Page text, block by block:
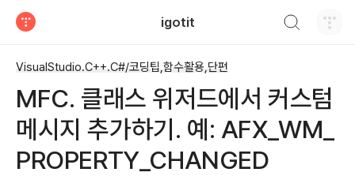
igotit
VisualStudio.C++.C#/코딩팁,함수활용,단편
MFC. 클래스 위저드에서 커스텀
메시지 추가하기. 예: AFX_WM_
PROPERTY_CHANGED